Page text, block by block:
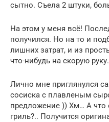
сытно. Съела 2 штуки,
На этом у меня всё!
получился. Но на то и
лишних затрат, и из
что-нибудь на скорую руку.
Лично мне приглянулся
сосиска с плавленым
предложение )) Хм… А что
гриль?.. Получится